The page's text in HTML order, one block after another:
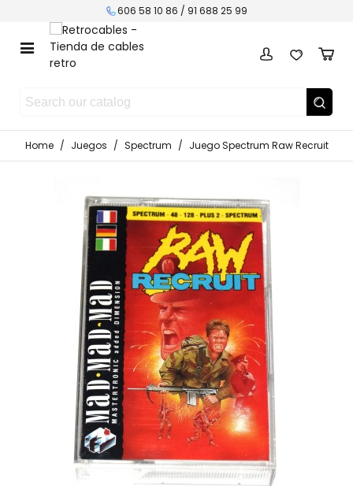
606 58 10 86 / 91 688 25 99
Home / Juegos / Spectrum / Juego Spectrum Raw Recruit